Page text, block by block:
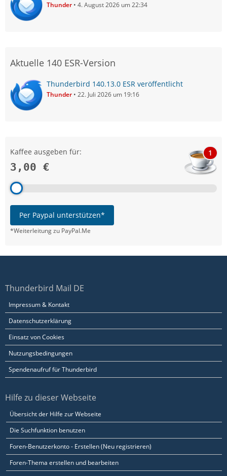
Thunder 4. August 2026 um 22:34
Aktuelle 140 ESR-Version
Thunderbird 140.13.0 ESR veröffentlicht
Thunder 22. Juli 2026 um 19:16
Kaffee ausgeben für:
3,00 €
1
Per Paypal unterstützen*
*Weiterleitung zu PayPal.Me
Thunderbird Mail DE
Impressum & Kontakt
Datenschutzerklärung
Einsatz von Cookies
Nutzungsbedingungen
Spendenaufruf für Thunderbird
Hilfe zu dieser Webseite
Übersicht der Hilfe zur Webseite
Die Suchfunktion benutzen
Foren-Benutzerkonto - Erstellen (Neu registrieren)
Foren-Thema erstellen und bearbeiten